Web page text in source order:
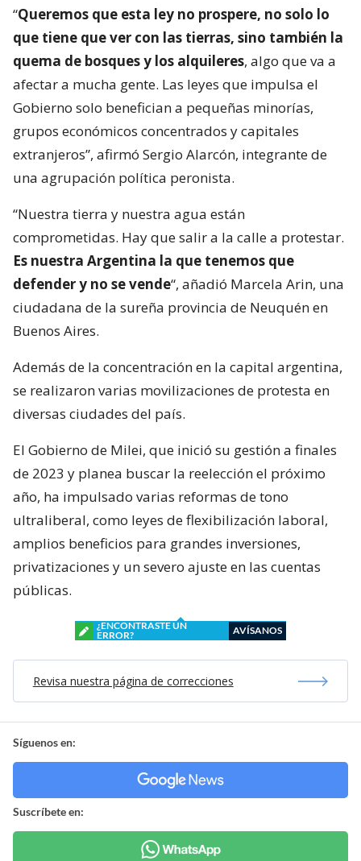
“Queremos que esta ley no prospere, no solo lo
que tiene que ver con las tierras, sino también la
quema de bosques y los alquileres, algo que va a
afectar a mucha gente. Las leyes que impulsa el
Gobierno solo benefician a pequeñas minorías,
grupos económicos concentrados y capitales
extranjeros”, afirmó Sergio Alarcón, integrante de
una agrupación política peronista.
“Nuestra tierra y nuestra agua están
comprometidas. Hay que salir a la calle a protestar.
Es nuestra Argentina la que tenemos que
defender y no se vende“, añadió Marcela Arin, una
ciudadana de la sureña provincia de Neuquén en
Buenos Aires.
Además de la concentración en la capital argentina,
se realizaron varias movilizaciones de protesta en
diversas ciudades del país.
El Gobierno de Milei, que inició su gestión a finales
de 2023 y planea buscar la reelección el próximo
año, ha impulsado varias reformas de tono
ultraliberal, como leyes de flexibilización laboral,
amplios beneficios para grandes inversiones,
privatizaciones y un severo ajuste en las cuentas
públicas.
¿ENCONTRASTE UN
ERROR?
AVÍSANOS
Revisa nuestra página de correcciones
Síguenos en:
Suscríbete en: